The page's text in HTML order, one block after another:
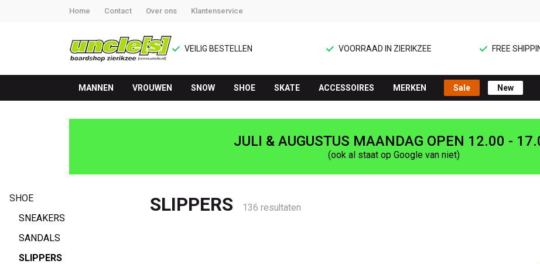
Home Contact Over ons Klantenservice
VEILIG BESTELLEN VOORRAAD IN ZIERIKZEE FREE
MANNEN VROUWEN SNOW SHOE SKATE ACCESSOIRES MERKEN Sale New
SLIPPERS
UNCLE[S]
Boardshop
JULI & AUGUSTUS MAANDAG OPEN 12.00 -
(ook al staat op Google van niet)
SHOE
SNEAKERS
SANDALS
SLIPPERS
SLIPPERS 136 resultaten